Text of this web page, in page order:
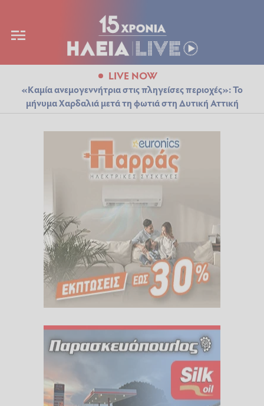
LIVE NOW
«Καμία ανεμογεννήτρια στις πληγείσες περιοχές»: Το
μήνυμα Χαρδαλιά μετά τη φωτιά στη Δυτική Αττική